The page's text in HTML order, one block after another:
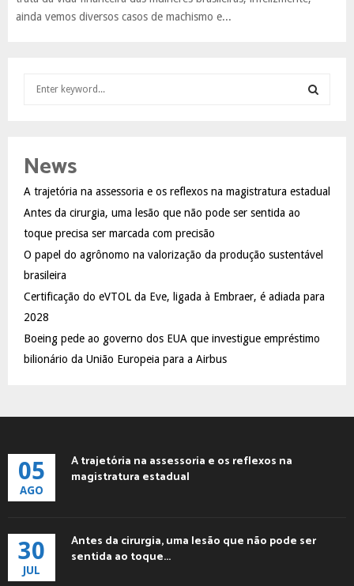
ainda vemos diversos casos de machismo e...
h
o
r
:
A
C
News
A trajetória na assessoria e os reflexos na magistratura estadual
Antes da cirurgia, uma lesão que não pode ser sentida ao
toque precisa ser marcada com precisão
O papel do agrônomo na valorização da produção sustentável
brasileira
Certificação do eVTOL da Eve, ligada à Embraer, é adiada para
2028
Boeing pede ao governo dos EUA que investigue empréstimo
bilionário da União Europeia para a Airbus
05
AGO
A trajetória na assessoria e os reflexos na
magistratura estadual
30
JUL
Antes da cirurgia, uma lesão que não pode ser
sentida ao toque...